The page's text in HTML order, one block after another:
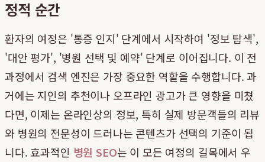
정적 순간
환자의 여정은 '통증 인지' 단계에서 시작하여 '정보 탐색',
'대안 평가', '병원 선택 및 예약' 단계로 이어집니다. 이 전
과정에서 검색 엔진은 가장 중요한 역할을 수행합니다. 과
거에는 지인의 추천이나 오프라인 광고가 큰 영향을 미쳤
다면, 이제는 온라인상의 정보, 특히 실제 방문객들의 리뷰
와 병원의 전문성이 드러나는 콘텐츠가 선택의 기준이 됩
니다. 효과적인 병원 SEO는 이 모든 여정의 길목에서 우